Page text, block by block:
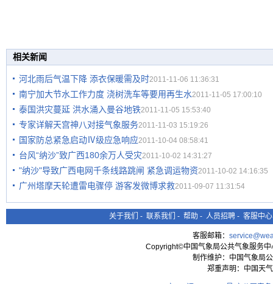
相关新闻
河北雨后气温下降 添衣保暖需及时2011-11-06 11:36:31
南宁加大节水工作力度 浇树洗车等要用再生水2011-11-05 17:00:10
泰国洪灾蔓延 洪水涌入曼谷地铁2011-11-05 15:53:40
专家详解天宫神八对接气象服务2011-11-03 15:19:26
国家防总紧急启动Ⅳ级应急响应2011-10-04 08:58:41
台风“纳沙”致广西180余万人受灾2011-10-02 14:31:27
"纳沙"导致广西电网千条线路跳闸 紧急调运物资2011-10-02 14:16:35
广州塔摩天轮遭雷电骤停 游客发微博求救2011-09-07 11:31:54
关于我们 - 联系我们 - 帮助 - 人员招聘 - 客服中心
客服邮箱：
Copyright©中国气象局公共气象服务
制作维护：中国气象局
郑重声明：中国天